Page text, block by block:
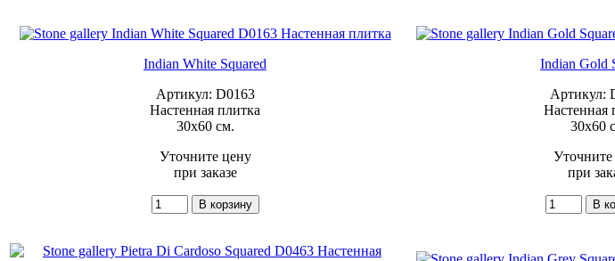
Indian White Squared
Артикул: D0163
Настенная плитка
30x60 см.
Уточните цену
при заказе
Indian Gold
Артикул:
Настенная
30x60
Уточните
при